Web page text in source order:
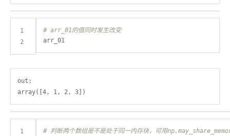
1
2
# arr_01的值同时发生改变
arr_01
out:
1
# 判断两个数组是不是处于同一内存块，可用